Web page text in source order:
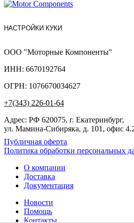
НАСТРОЙКИ КУКИ
ООО "Моторные Компоненты"
ИНН: 6670192764
ОГРН: 1076670034627
+7(343) 226-01-64
Адрес: РФ 620075, г. Екатеринбург,
ул. Мамина-Сибиряка, д. 101, офис
Публичная оферта
Политика обработки персональных
О компании
Доставка
Документация
Новости
Помощь
Контакты